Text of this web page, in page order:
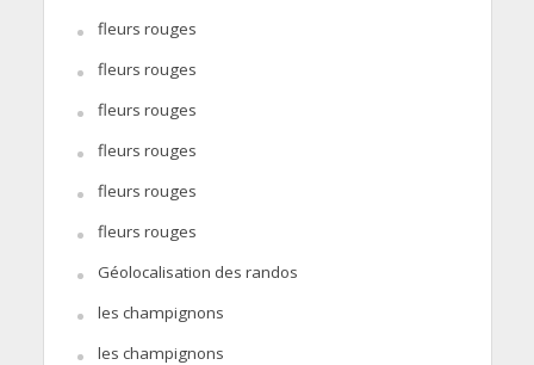
fleurs rouges
fleurs rouges
fleurs rouges
fleurs rouges
fleurs rouges
fleurs rouges
Géolocalisation des randos
les champignons
les champignons